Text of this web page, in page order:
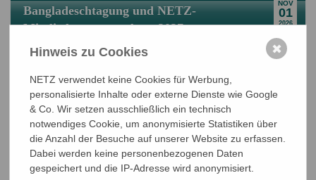
NOV
01
2026
JUN
11
Bangladeschtagung und NETZ-
Mitgliederversammlung 2027
NETZ Partnerschaft für Entwicklung und Gerechtigkeit e.V.
Hinweis zu Cookies
NETZ verwendet keine Cookies für Werbung,
personalisierte Inhalte oder externe Dienste wie Google
& Co. Wir setzen ausschließlich ein technisch
notwendiges Cookie, um anonymisierte Statistiken über
die Anzahl der Besuche auf unserer Website zu erfassen.
Dabei werden keine personenbezogenen Daten
gespeichert und die IP-Adresse wird anonymisiert.
✖